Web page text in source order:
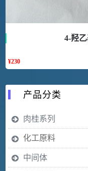
4-羟
¥230
产品分类
肉桂系列
化工原料
中间体